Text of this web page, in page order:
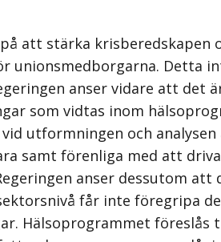
att stärka
Detta
anser vidare att det
som vidtas inom
utformningen och
samt förenliga med att
anser dessutom
får inte föregripa
Hälsoprogrammet